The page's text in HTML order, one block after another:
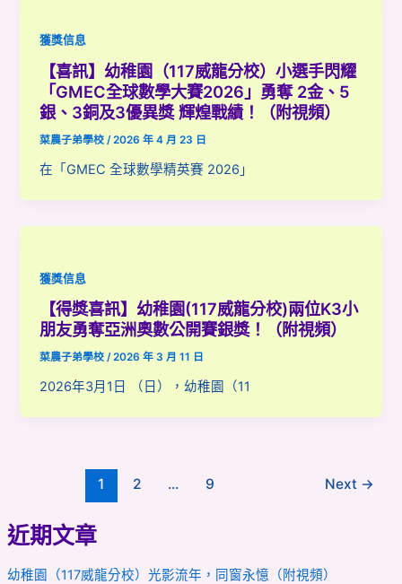
近期文章
幼稚園（117威龍分校）光影流年，同窗永憶（附視頻）
獲獎信息
【喜訊】幼稚園（117威龍分校）小選手閃耀
「GMEC全球數學大賽2026」勇奪 2金、5
銀、3銅及3優異獎 輝煌戰績！（附視頻）
菜農子弟學校/2026 年 4 月 23 日
在「GMEC 全球數學精英賽 2026」
獲獎信息
【得獎喜訊】幼稚園(117威龍分校)兩位K3小
朋友勇奪亞洲奧數公開賽銀獎！（附視頻）
菜農子弟學校/2026 年 3 月 11 日
2026年3月1日 （日），幼稚園（11
1 2 ... 9 Next →